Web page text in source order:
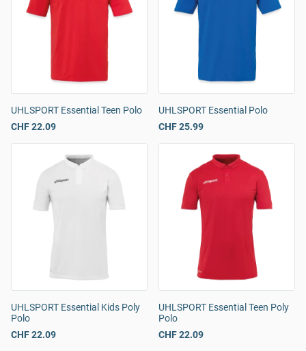
UHLSPORT Essential Teen Polo
CHF 22.09
UHLSPORT Essential Polo
CHF 25.99
UHLSPORT Essential Kids Poly
Polo
CHF 22.09
UHLSPORT Essential Teen Poly
Polo
CHF 22.09